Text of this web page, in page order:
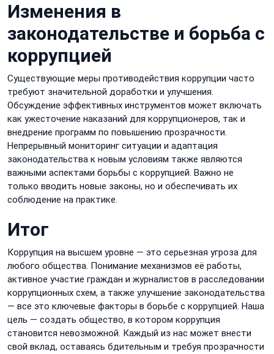
Изменения в
законодательстве и борьба с
коррупцией
Существующие меры противодействия коррупции часто
требуют значительной доработки и улучшения.
Обсуждение эффективных инструментов может включать
как ужесточение наказаний для коррупционеров, так и
внедрение программ по повышению прозрачности.
Непрерывный мониторинг ситуации и адаптация
законодательства к новым условиям также являются
важными аспектами борьбы с коррупцией. Важно не
только вводить новые законы, но и обеспечивать их
соблюдение на практике.
Итог
Коррупция на высшем уровне — это серьезная угроза для
любого общества. Понимание механизмов её работы,
активное участие граждан и журналистов в расследовании
коррупционных схем, а также улучшение законодательства
— все это ключевые факторы в борьбе с коррупцией. Наша
цель — создать общество, в котором коррупция
становится невозможной. Каждый из нас может внести
свой вклад, оставаясь бдительным и требуя прозрачности